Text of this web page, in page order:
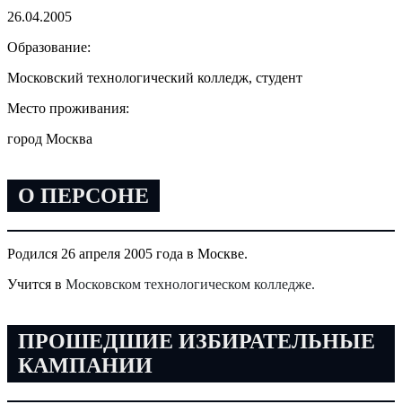
26.04.2005
Образование:
Московский технологический колледж, студент
Место проживания:
город Москва
О ПЕРСОНЕ
Родился 26 апреля 2005 года в Москве.
Учится в Московском технологическом колледже.
ПРОШЕДШИЕ ИЗБИРАТЕЛЬНЫЕ
КАМПАНИИ